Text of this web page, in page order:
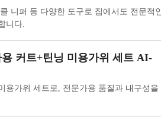
니퍼 등 다양한 도구로 집에서도 전문적인
니다.
커트+틴닝 미용가위 세트 AI-
용가위 세트로, 전문가용 품질과 내구성을